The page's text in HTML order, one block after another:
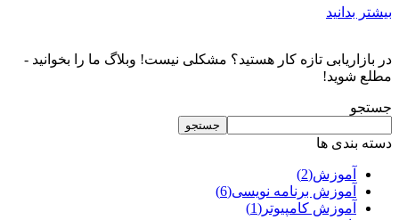
بیشتر بدانید
در بازاریابی تازه کار هستید؟ مشکلی نیست! وبلاگ ما را بخوانید -
مطلع شوید!
جستجو
جستجو
دسته بندی ها
آموزش(2)
آموزش برنامه نویسی(6)
آموزش کامپیوتر (1)